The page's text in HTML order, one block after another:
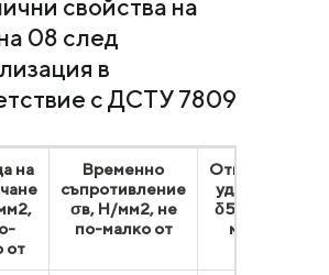
свойства на
08 след
в
с ДСТУ 7809
на
от
Временно
съпротивление
σв, Н/мм2, не
по-малко от
Относително
удължаване
δ5, %, не по-
малко от